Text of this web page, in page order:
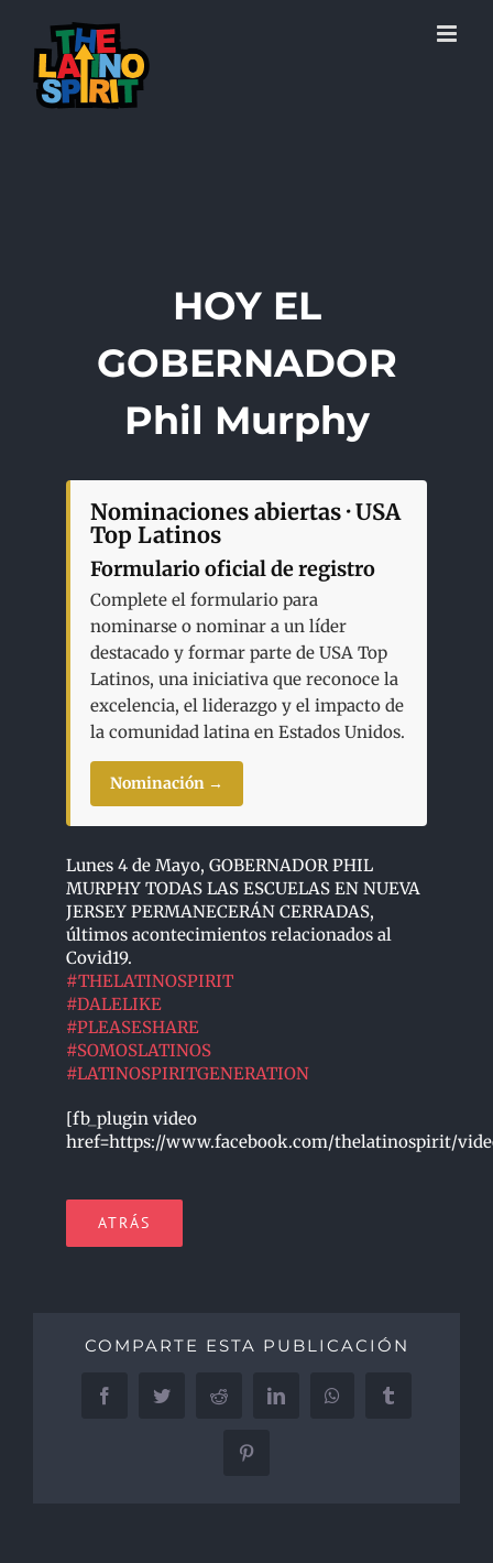
content
HOY EL
GOBERNADOR
Phil Murphy
Nominaciones abiertas · USA
Top Latinos
Formulario oficial de registro
Complete el formulario para
nominarse o nominar a un líder
destacado y formar parte de USA Top
Latinos, una iniciativa que reconoce la
excelencia, el liderazgo y el impacto de
la comunidad latina en Estados Unidos.
Nominación →
Lunes 4 de Mayo, GOBERNADOR PHIL
MURPHY TODAS LAS ESCUELAS EN NUEVA
JERSEY PERMANECERÁN CERRADAS,
últimos acontecimientos relacionados al
Covid19.
#THELATINOSPIRIT
#DALELIKE
#PLEASESHARE
#SOMOSLATINOS
#LATINOSPIRITGENERATION
[fb_plugin video
href=https://www.facebook.com/thelatinospirit/
ATRÁS
COMPARTE ESTA PUBLICACIÓN
FacebookTwitter Reddit LinkedInWhatsAppTumblr
Pinterest